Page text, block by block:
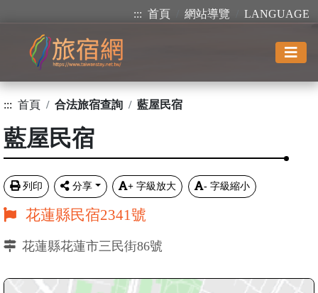
::: 首頁 網站導覽 LANGUAGE
::: 首頁 合法旅宿查詢 藍屋民宿
藍屋民宿
列印 分享 + 字級放大 - 字級縮小
花蓮縣民宿2341號
花蓮縣花蓮市三民街86號